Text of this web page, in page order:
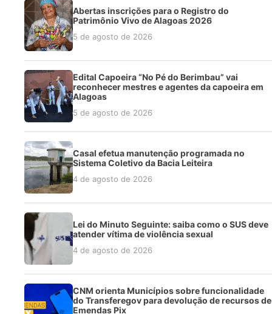
Abertas inscrições para o Registro do
Patrimônio Vivo de Alagoas 2026
5 de agosto de 2026
Edital Capoeira “No Pé do Berimbau” vai
reconhecer mestres e agentes da capoeira em
Alagoas
5 de agosto de 2026
Casal efetua manutenção programada no
Sistema Coletivo da Bacia Leiteira
4 de agosto de 2026
Lei do Minuto Seguinte: saiba como o SUS deve
atender vítima de violência sexual
4 de agosto de 2026
CNM orienta Municípios sobre funcionalidade
do Transferegov para devolução de recursos de
Emendas Pix